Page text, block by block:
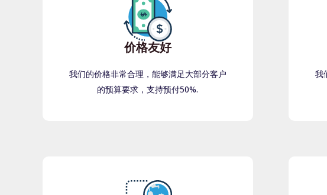
价格友好
我们的价格非常合理，能够满足大部分客户
的预算要求，支持预付50%.
我